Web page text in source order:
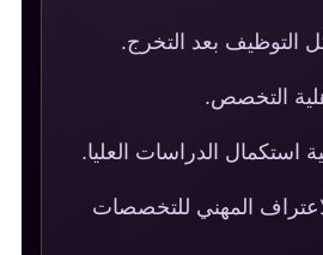
التوظيف بعد التخرج.
التخصص.
استكمال الدراسات العليا.
المهني للتخصصات